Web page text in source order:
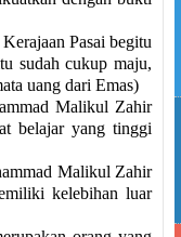
Pasai begitu
sudah cukup maju,
uang dari Emas)
Malikul Zahir
belajar yang tinggi
Malikul Zahir
kelebihan luar